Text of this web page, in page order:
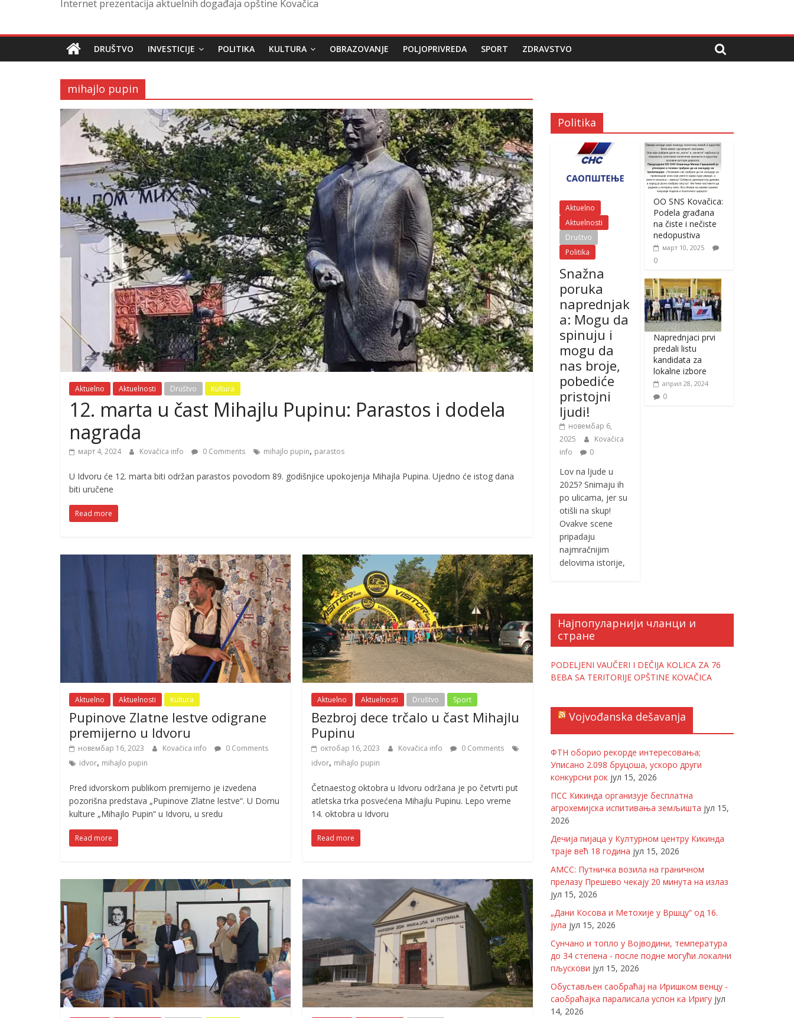
Internet prezentacija aktuelnih događaja opštine Kovačica
DRUŠTVO INVESTICIJE POLITIKA KULTURA OBRAZOVANJE POLJOPRIVREDA SPORT ZDRAVSTVO
mihajlo pupin
Aktuelno Aktuelnosti Društvo Kultura
12. marta u čast Mihajlu Pupinu: Parastos i dodela
nagrada
март 4, 2024 Kovačica info 0 Comments mihajlo pupin, parastos
U Idvoru će 12. marta biti održan parastos povodom 89. godišnjice upokojenja Mihajla Pupina. Ujedno će istog dana
biti uručene
Read more
Aktuelno Aktuelnosti Kultura
Pupinove Zlatne lestve odigrane
premijerno u Idvoru
новембар 16, 2023 Kovačica info
0 Comments
idvor, mihajlo pupin
Pred idvorskom publikom premijerno je izvedena
pozorišna predstava „Pupinove Zlatne lestve“. U Domu
kulture „Mihajlo Pupin“ u Idvoru, u sredu
Read more
Aktuelno Aktuelnosti Društvo Sport
Bezbroj dece trčalo u čast Mihajlu
Pupinu
октобар 16, 2023 Kovačica info
0 Comments
idvor, mihajlo pupin
Četnaestog oktobra u Idvoru održana je po četvrti put
atletska trka posvećena Mihajlu Pupinu. Lepo vreme
14. oktobra u Idvoru
Read more
Politika
Aktuelno
Aktuelnosti
Društvo
Politika
Snažna
poruka
naprednjak
a: Mogu da
spinuju i
mogu da
nas broje,
pobediće
pristojni
ljudi!
новембар 6,
2025
Kovačica
info
0
Lov na ljude u
2025? Snimaju ih
po ulicama, jer su
otišli na skup!
Ovakve scene
pripadaju
najmračnijim
delovima istorije,
OO SNS Kovačica:
Podela građana
na čiste i nečiste
nedopustiva
март 10, 2025
0
Naprednjaci prvi
predali listu
kandidata za
lokalne izbore
април 28, 2024
0
Најпопуларнији чланци и
стране
PODELJENI VAUČERI I DEČIJA KOLICA ZA 76
BEBA SA TERITORIJE OPŠTINE KOVAČICA
Vojvođanska dešavanja
ФТН оборио рекорде интересовања;
Уписано 2.098 бруцоша, ускоро други
конкурсни рок јул 15, 2026
ПСС Кикинда организује бесплатна
агрохемијска испитивања земљишта јул 15,
2026
Дечија пијаца у Културном центру Кикинда
траје већ 18 година јул 15, 2026
АМСС: Путничка возила на граничном
прелазу Прешево чекају 20 минута на излаз
јул 15, 2026
„Дани Косова и Метохије у Вршцу“ од 16.
јула јул 15, 2026
Сунчано и топло у Војводини, температура
до 34 степена - после подне могући локални
пљускови јул 15, 2026
Обустављен саобраћај на Иришком венцу -
саобраћајка паралисала успон ка Иригу јул
14, 2026